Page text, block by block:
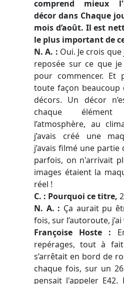
comprend mieux
décor dans Chaque
mois d’août. Il est
le plus important de
N. A. : Oui. Je crois
reposée sur ce que
pour commencer. Et
toute façon beaucoup
décors. Un décor
chaque
l’atmosphère, au
j’avais créé une
j’avais filmé une
parfois, on n'arrivait
images étaient la
réel !
C. : Pourquoi ce titre,
N. A. : Ça aurait pu
fois, sur l’autoroute, j’ai
Françoise Hoste :
repérages, tout à
s’arrêtait en bord de
chaque fois, sur un
pensait l'appeler E42.